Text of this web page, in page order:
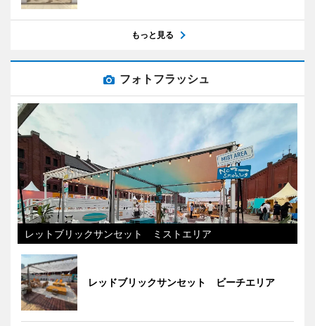
もっと見る
フォトフラッシュ
レットブリックサンセット ミストエリア
レッドブリックサンセット ビーチエリア